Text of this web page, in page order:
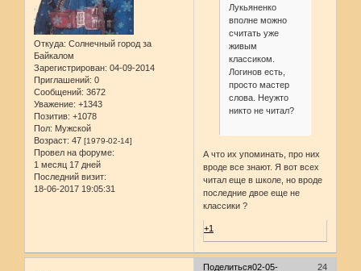
Откуда: Солнечный город за
Байкалом
Зарегистрирован: 04-09-2014
Приглашений: 0
Сообщений: 3672
Уважение: +1343
Позитив: +1078
Пол: Мужской
Возраст: 47 [1979-02-14]
Провел на форуме:
1 месяц 17 дней
Последний визит:
18-06-2017 19:05:31
Лукьяненко
вполне можно
считать уже
живым
классиком.
Логинов есть,
просто мастер
слова. Неужто
никто не читал?
А что их упоминать, про них
вроде все знают. Я вот всех
читал еще в школе, но вроде
последние двое еще не
классики ?
+1
Поделиться 24
02-05-